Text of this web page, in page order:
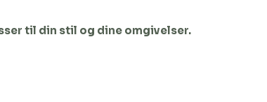
til din stil og dine omgivelser.